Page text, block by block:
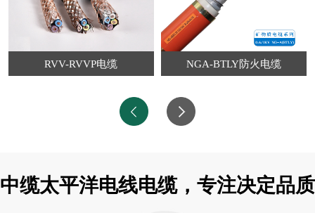
RVV-RVVP电缆 NGA-BTLY防火电缆
中缆太平洋电线电缆，专注决定品质